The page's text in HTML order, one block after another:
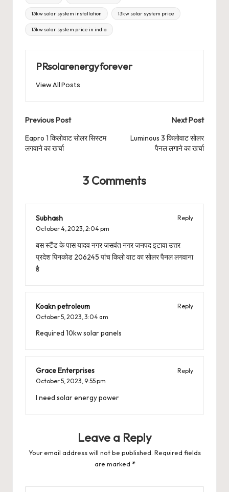
13kw solar system installation 13kw solar system price
13kw solar system price in india
PRsolarenergyforever
View All Posts
Post
navigation
Previous Post
Eapro 1 किलोवाट सोलर सिस्टम
लगवाने का खर्चा
Next Post
Luminous 3 किलोवाट सोलर
पैनल लगाने का खर्चा
3 Comments
Subhash
Reply
October 4, 2023, 2:04 pm
बस स्टैंड के पास यादव नगर जसवंत नगर जनपद इटावा उत्तर
प्रदेश पिनकोड 206245 पांच किलो वाट का सोलर पैनल लगवाना
है
Koakn petroleum
Reply
October 5, 2023, 3:04 am
Required 10kw solar panels
Grace Enterprises
Reply
October 5, 2023, 9:55 pm
I need solar energy power
Leave a Reply
Your email address will not be published. Required fields
are marked *